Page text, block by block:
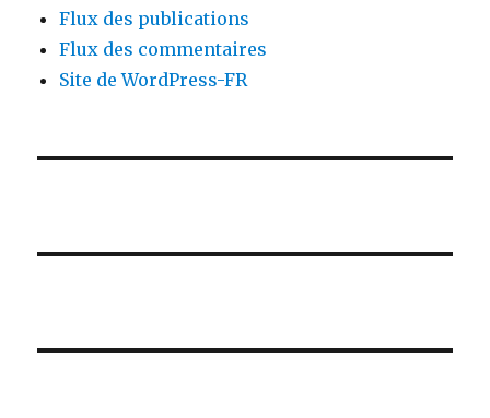
Flux des publications
Flux des commentaires
Site de WordPress-FR